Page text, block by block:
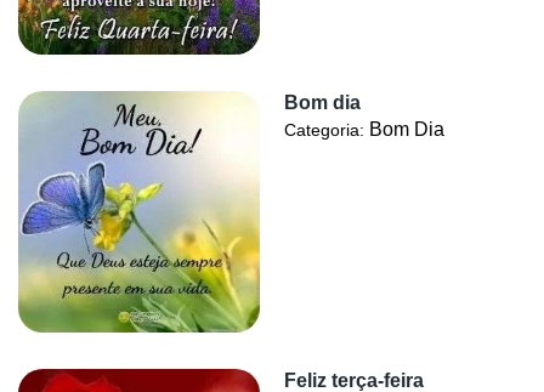
Bom dia
Categoria: Bom Dia
Feliz terça-feira